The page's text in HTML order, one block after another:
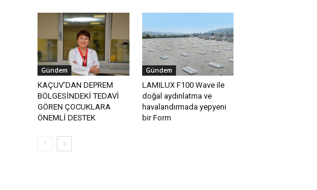
Gündem
KAÇUV’DAN DEPREM
BÖLGESİNDEKİ TEDAVİ
GÖREN ÇOCUKLARA
ÖNEMLİ DESTEK
Gündem
LAMILUX F100 Wave ile
doğal aydınlatma ve
havalandırmada yepyeni
bir Form